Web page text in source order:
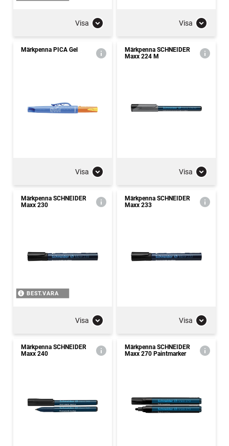
Visa Visa
Märkpenna PICA Gel
Visa
Märkpenna SCHNEIDER
Maxx 224 M
Visa
Märkpenna SCHNEIDER
Maxx 230
BEST.VARA
Visa
Märkpenna SCHNEIDER
Maxx 233
Visa
Märkpenna SCHNEIDER
Maxx 240
Märkpenna SCHNEIDER
Maxx 270 Paintmarker